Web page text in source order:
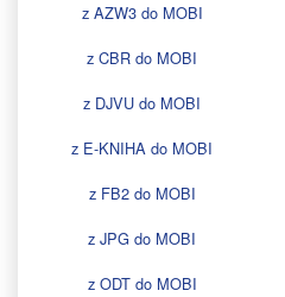
z AZW3 do MOBI
z CBR do MOBI
z DJVU do MOBI
z E-KNIHA do MOBI
z FB2 do MOBI
z JPG do MOBI
z ODT do MOBI